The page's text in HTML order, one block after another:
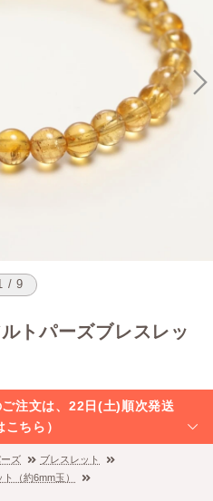
/ 9
トパーズブレスレッ
注文は、22日(土)順次発送
ちら）
ズ
ブレスレット
（約6mm玉）